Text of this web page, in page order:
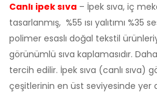
Canlı ipek sıva – İpek sıva, iç
tasarlanmış, %55 ısı yalıtımı %35
polimer esaslı doğal tekstil
görünümlü sıva kaplamasıdır.
tercih edilir. İpek sıva (canlı sıva)
çeşitlerinin en üst seviyesinde yer